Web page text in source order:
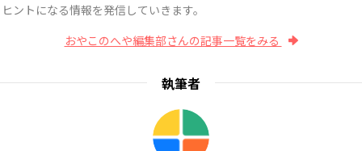
ントになる情報を発信していきます。
おやこのへや編集部さんの記事一覧をみる
執筆者